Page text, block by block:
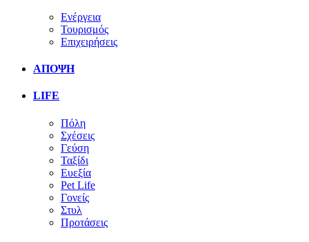
Ενέργεια
Τουρισμός
Επιχειρήσεις
ΑΠΟΨΗ
LIFE
Πόλη
Σχέσεις
Γεύση
Ταξίδι
Ευεξία
Pet Life
Γονείς
Στυλ
Προτάσεις